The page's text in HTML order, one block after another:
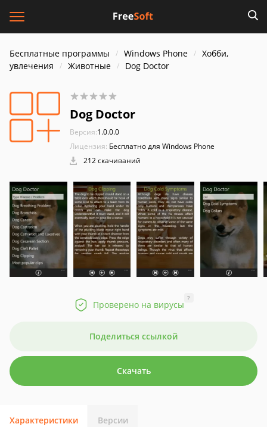
Бесплатные программы Windows Phone
Хобби,
увлечения
Животные Dog Doctor
Dog Doctor
Версия:1.0.0.0
Лицензия: Бесплатно для Windows Phone
212 скачиваний
Проверено на вирусы
?
Поделиться ссылкой
Скачать
Характеристики Версии